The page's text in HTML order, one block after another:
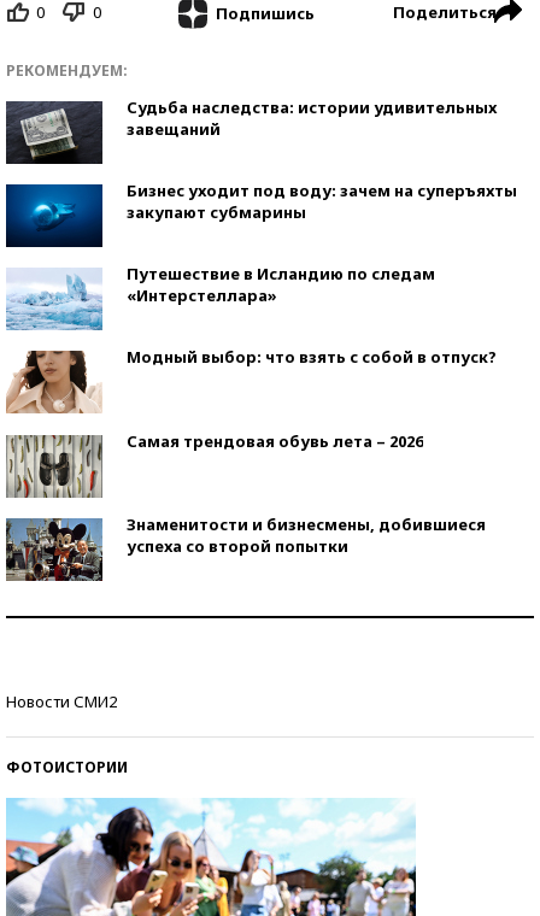
0 0 Подпишись Поделиться
РЕКОМЕНДУЕМ:
Судьба наследства: истории удивительных
завещаний
Бизнес уходит под воду: зачем на суперъяхты
закупают субмарины
Путешествие в Исландию по следам
«Интерстеллара»
Модный выбор: что взять с собой в отпуск?
Самая трендовая обувь лета – 2026
Знаменитости и бизнесмены, добившиеся
успеха со второй попытки
Новости СМИ2
ФОТОИСТОРИИ